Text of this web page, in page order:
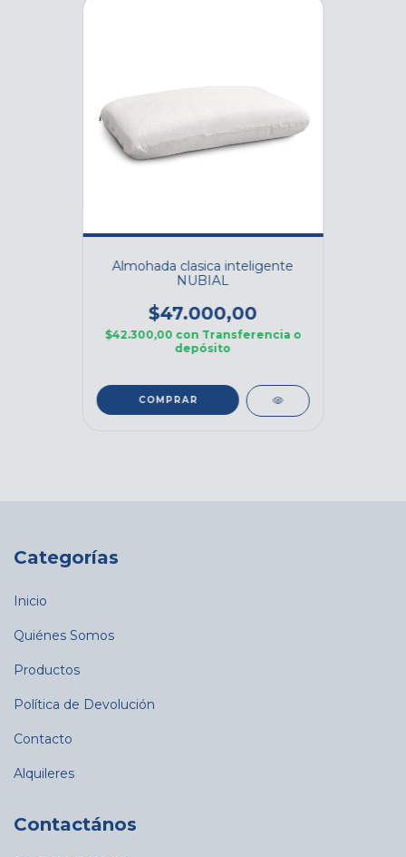
Almohada clasica inteligente
NUBIAL
$47.000,00
$42.300,00 con Transferencia o
depósito
COMPRAR
Categorías
Inicio
Quiénes Somos
Productos
Política de Devolución
Contacto
Alquileres
Contactános